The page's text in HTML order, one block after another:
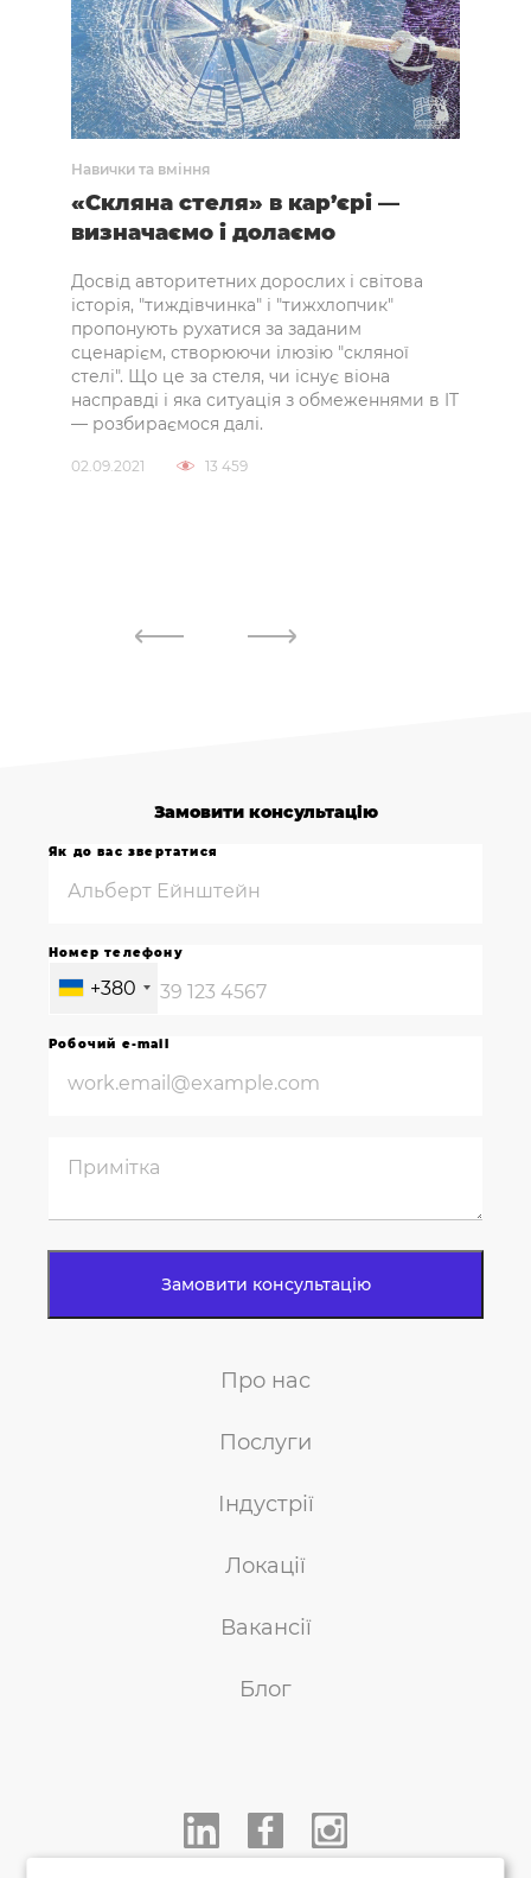
Навички та вміння
«Скляна стеля» в кар’єрі —
визначаємо і долаємо
Досвід авторитетних дорослих і світова
історія, "тиждівчинка" і "тижхлопчик"
пропонують рухатися за заданим
сценарієм, створюючи ілюзію "скляної
стелі". Що це за стеля, чи існує віона
насправді і яка ситуація з обмеженнями в IT
— розбираємося далі.
02.09.2021 13 459
Про нас
Послуги
Індустрії
Локації
Вакансії
Блог
Замовити консультацію
Як до вас звертатися
Номер телефону
+380
Робочий e-mail